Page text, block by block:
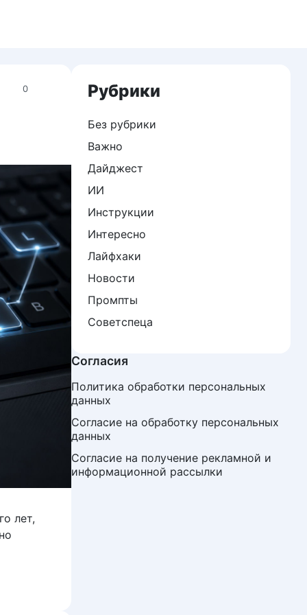
0
лет,
Рубрики
Без рубрики
Важно
Дайджест
ИИ
Инструкции
Интересно
Лайфхаки
Новости
Промпты
Советспеца
Согласия
Политика обработки персональных
данных
Согласие на обработку персональных
данных
Согласие на получение рекламной и
информационной рассылки